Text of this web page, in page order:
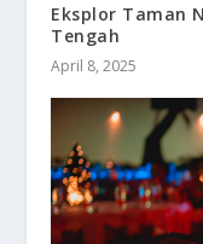
Eksplor Taman
Tengah
April 8, 2025